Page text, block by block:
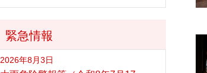
緊急情報
2026年8月3日